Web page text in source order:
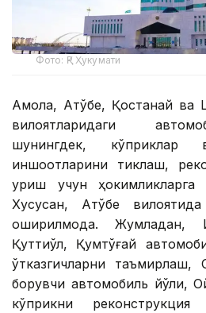
Фото: ҚР Ҳукумати
Ақмола, Ақтўбе, Қостанай
вилоятларидаги
шунингдек,
иншоотларини тиклаш,
қуриш учун ҳокимликларга
Хусусан, Ақтўбе
оширилмоқда. Жумладан,
Қуттиқўл, Қумтўғай
ўтказгичларни таъмирлаш,
борувчи автомобиль йўли,
кўприкни